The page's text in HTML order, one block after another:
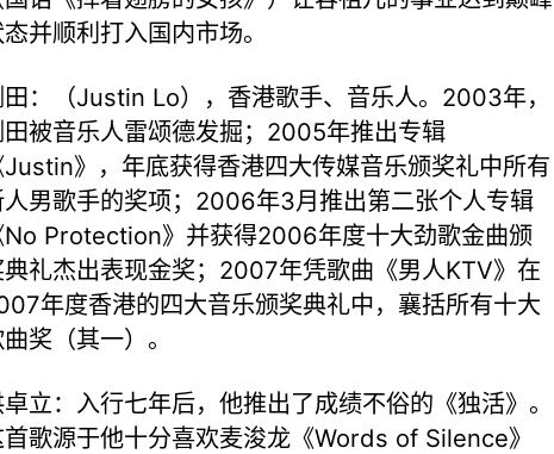
并顺利打入国内市场。
：（Justin Lo），香港歌手、音乐人。2003年，
被音乐人雷颂德发掘；2005年推出专辑
》，年底获得香港四大传媒音乐颁奖礼中所有
男歌手的奖项；2006年3月推出第二张个人专辑
No Protection》并获得2006年度十大劲歌金曲颁
礼杰出表现金奖；2007年凭歌曲《男人KTV》在
年度香港的四大音乐颁奖典礼中，襄括所有十大
奖（其一）。
立：入行七年后，他推出了成绩不俗的《独活》。
歌源于他十分喜欢麦浚龙《Words of Silence》